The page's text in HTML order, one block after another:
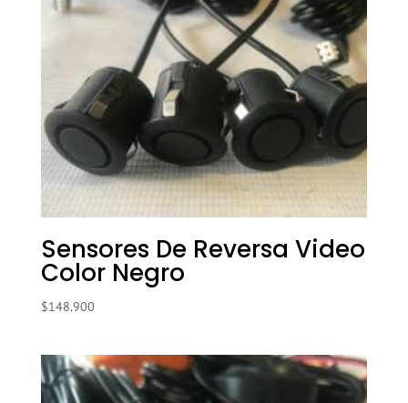
Sensores De Reversa Video
Color Negro
$148.900